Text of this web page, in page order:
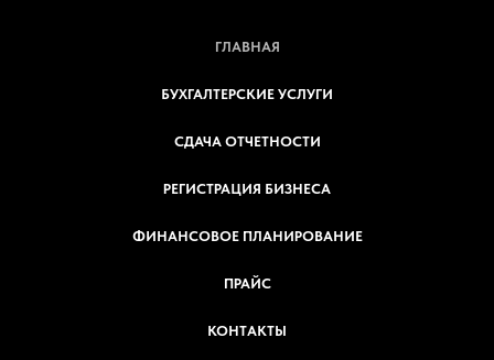
ГЛАВНАЯ
БУХГАЛТЕРСКИЕ УСЛУГИ
СДАЧА ОТЧЕТНОСТИ
РЕГИСТРАЦИЯ БИЗНЕСА
ФИНАНСОВОЕ ПЛАНИРОВАНИЕ
ПРАЙС
КОНТАКТЫ